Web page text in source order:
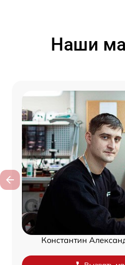
Наши
Константин